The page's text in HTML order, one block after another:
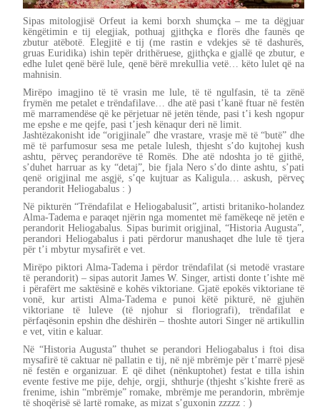
Sipas mitologjisë Orfeut ia kemi borxh shumçka – me ta dëgjuar
këngëtimin e tij elegjiak, pothuaj gjithçka e florës dhe faunës qe
zbutur atëbotë. Elegjitë e tij (me rastin e vdekjes së të dashurës,
gruas Euridika) ishin tepër drithëruese, gjithçka e gjallë qe zbutur, e
edhe lulet qenë bërë lule, qenë bërë mrekullia vetë… këto lulet që na
mahnisin.
Mirëpo imagjino të të vrasin me lule, të të ngulfasin, të ta zënë
frymën me petalet e trëndafilave… dhe atë pasi t’kanë ftuar në festën
më marramendëse që ke përjetuar në jetën tënde, pasi t’i kesh ngopur
me epshe e me qejfe, pasi t’jesh kënaqur deri në limit.
Jashtëzakonisht ide “origjinale” dhe vrastare, vrasje më të “butë” dhe
më të parfumosur sesa me petale lulesh, thjesht s’do kujtohej kush
ashtu, përveç perandorëve të Romës. Dhe atë ndoshta jo të gjithë,
s’duhet harruar as ky “detaj”, bie fjala Nero s’do dinte ashtu, s’pati
qenë origjinal me asgjë, s’qe kujtuar as Kaligula… askush, përveç
perandorit Heliogabalus : )
Në pikturën “Trëndafilat e Heliogabalusit”, artisti britaniko-holandez
Alma-Tadema e paraqet njërin nga momentet më famëkeqe në jetën e
perandorit Heliogabalus. Sipas burimit origjinal, “Historia Augusta”,
perandori Heliogabalus i pati përdorur manushaqet dhe lule të tjera
për t’i mbytur mysafirët e vet.
Mirëpo piktori Alma-Tadema i përdor trëndafilat (si metodë vrastare
të perandorit) – sipas autorit James W. Singer, artisti donte t’ishte më
i përafërt me saktësinë e kohës viktoriane. Gjatë epokës viktoriane të
vonë, kur artisti Alma-Tadema e punoi këtë pikturë, në gjuhën
viktoriane të luleve (të njohur si floriografi), trëndafilat e
përfaqësonin epshin dhe dëshirën – thoshte autori Singer në artikullin
e vet, vitin e kaluar.
Në “Historia Augusta” thuhet se perandori Heliogabalus i ftoi disa
mysafirë të caktuar në pallatin e tij, në një mbrëmje për t’marrë pjesë
në festën e organizuar. E që dihet (nënkuptohet) festat e tilla ishin
evente festive me pije, dehje, orgji, shthurje (thjesht s’kishte frerë as
frenime, ishin “mbrëmje” romake, mbrëmje me perandorin, mbrëmje
të shoqërisë së lartë romake, as mizat s’guxonin zzzzz : )